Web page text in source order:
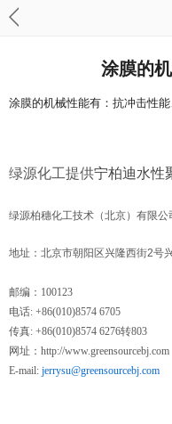
涂膜的
涂膜的机械性能有：抗冲击性
绿源化工提供宁柏迪水性
绿源柏穗化工技术（北京）有限公
地址：北京市朝阳区兴隆西街2号
邮编： 100123
电话: +86(010)8574 6705
传真: +86(010)8574 6276转803
网址： http://www.greensourcebj.com
E-mail: jerrysu@greensourcebj.com